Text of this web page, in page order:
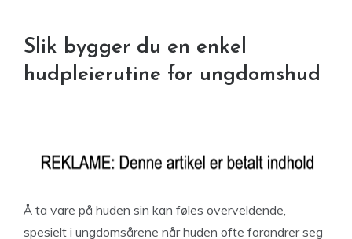
Slik bygger du en enkel
hudpleierutine for ungdomshud
Å ta vare på huden sin kan føles overveldende,
spesielt i ungdomsårene når huden ofte forandrer seg